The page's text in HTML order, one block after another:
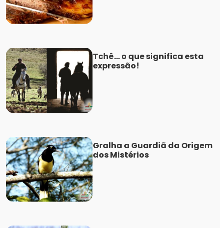
Tchê... o que significa esta
expressão!
Gralha a Guardiã da Origem
dos Mistérios